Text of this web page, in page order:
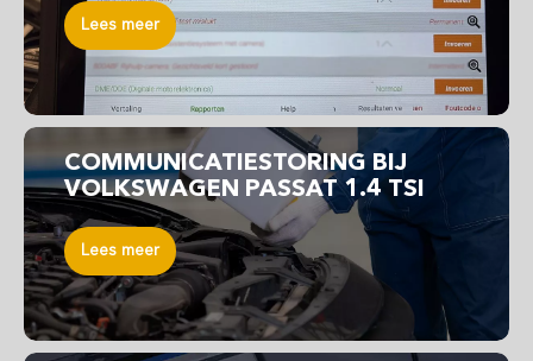
Lees meer
COMMUNICATIESTORING BIJ
VOLKSWAGEN PASSAT 1.4 TSI
Lees meer